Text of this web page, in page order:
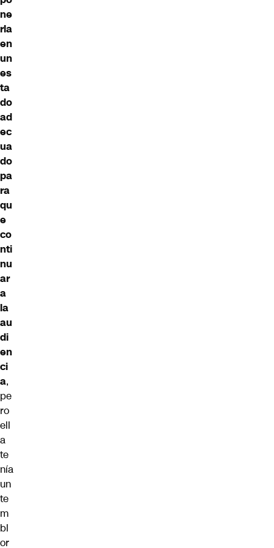
ne
rla
en
un
es
ta
do
ad
ec
ua
do
pa
ra
qu
e
co
nti
nu
ar
a
la
au
di
en
ci
a,
pe
ro
ell
a
te
nía
un
te
m
bl
or